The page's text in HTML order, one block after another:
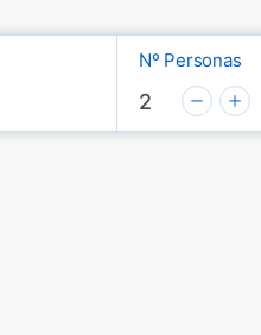
key to interact with the
arrow key to
Nº Personas
2